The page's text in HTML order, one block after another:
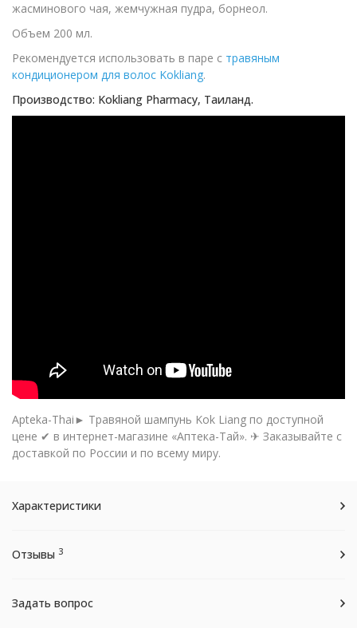
жасминового чая, жемчужная пудра, борнеол.
Объем 200 мл.
Рекомендуется использовать в паре с травяным
кондиционером для волос Kokliang.
Производство: Kokliang Pharmacy, Таиланд.
Apteka-Thai► Травяной шампунь Kok Liang по доступной
цене ✔ в интернет-магазине «Аптека-Тай». ✈ Заказывайте с
доставкой по России и по всему миру.
Характеристики
Отзывы 3
Задать вопрос